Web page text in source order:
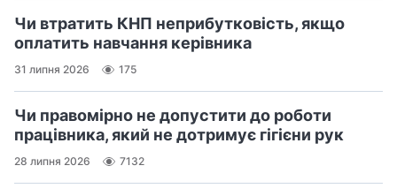
Чи втратить КНП неприбутковість, якщо
оплатить навчання керівника
31 липня 2026 175
Чи правомірно не допустити до роботи
працівника, який не дотримує гігієни рук
28 липня 2026 7132